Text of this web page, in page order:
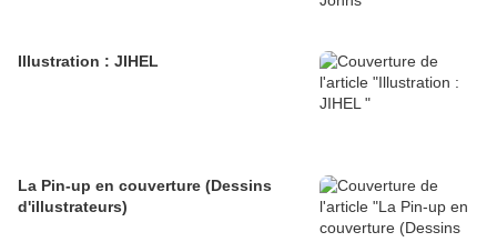
Illustration : JIHEL
La Pin-up en couverture (Dessins
d'illustrateurs)